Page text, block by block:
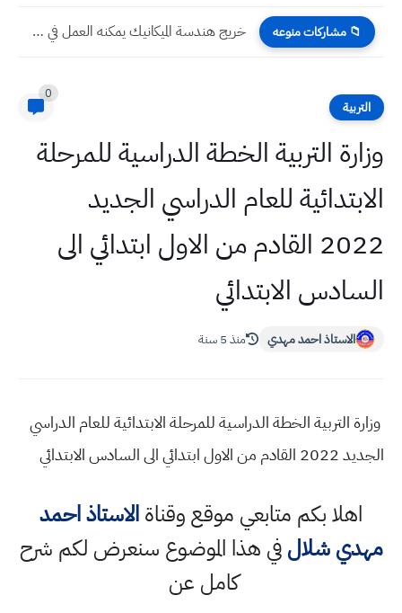
📁 مشاركات منوعه خريج هندسة الميكانيك يمكنه العمل في عدة وزارات في العراق...
التربية
0
وزارة التربية الخطة الدراسية للمرحلة
الابتدائية للعام الدراسي الجديد
2022 القادم من الاول ابتدائي الى
السادس الابتدائي
الاستاذ احمد مهدي منذ 5 سنة
وزارة التربية الخطة الدراسية للمرحلة الابتدائية للعام الدراسي
الجديد 2022 القادم من الاول ابتدائي الى السادس الابتدائي
اهلا بكم متابعي موقع وقناةالاستاذ احمد
مهدي شلالفي هذا الموضوع سنعرض لكم شرح
كامل عن